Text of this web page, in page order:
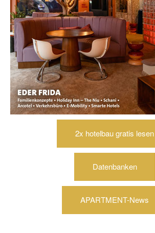
2x hotelbau gratis lesen
Datenbanken
APARTMENT-News